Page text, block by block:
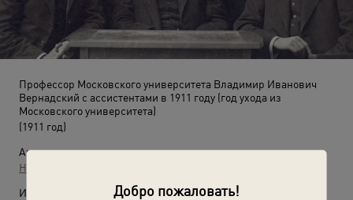
Добро пожаловать!
Профессор Московского университета Владимир Иванович
Вернадский с ассистентами в 1911 году (год ухода из
Московского университета)
(1911 год)
Автор:
Неизвестный автор
Источники: